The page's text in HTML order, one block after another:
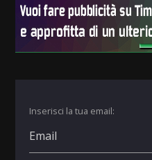
Inserisci la tua email: